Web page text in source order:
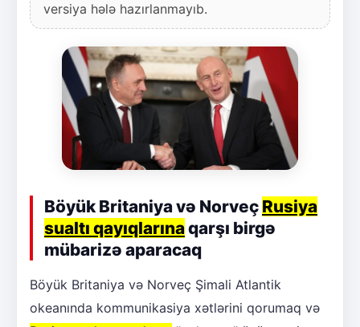
versiya hələ hazırlanmayıb.
Böyük Britaniya və Norveç Rusiya
sualtı qayıqlarınaqarşı birgə
mübarizə aparacaq
Böyük Britaniya və Norveç Şimali Atlantik
okeanında kommunikasiya xətlərini qorumaq və